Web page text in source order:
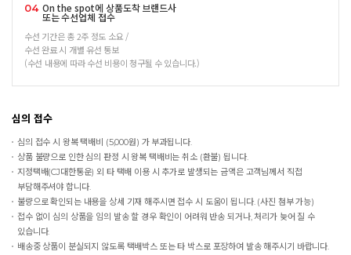
04 On the spot에 상품도착 브랜드사
또는 수선업체 접수
수선 기간은 총 2주 정도 소요 /
수선 완료 시 개별 유선 통보
(수선 내용에 따라 수선 비용이 청구될 수 있습니다.)
심의 접수
심의 접수 시 왕복 택배비 (5,000원) 가 부과됩니다.
상품 불량으로 인한 심의 판정 시 왕복 택배비는 취소 (환불) 됩니다.
지정택배(CJ대한통운) 외 타 택배 이용 시 추가로 발생되는 금액은 고객님께서 직접
부담해주셔야 합니다.
불량으로 확인되는 내용을 상세 기재 해주시면 접수 시 도움이 됩니다. (사진 첨부 가능)
접수 없이 심의 상품을 임의 발송 할 경우 확인이 어려워 반송 되거나, 처리가 늦어 질 수
있습니다.
배송중 상품이 분실되지 않도록 택배박스 또는 타 박스로 포장하여 발송 해주시기 바랍니다.